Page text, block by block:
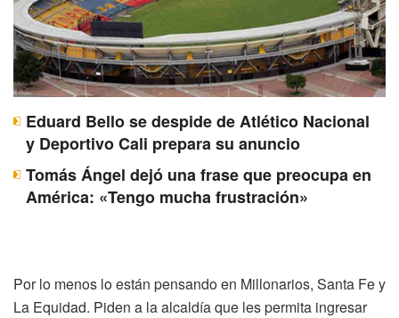
Eduard Bello se despide de Atlético Nacional
y Deportivo Cali prepara su anuncio
Tomás Ángel dejó una frase que preocupa en
América: «Tengo mucha frustración»
Por lo menos lo están pensando en Millonarios, Santa Fe y
La Equidad. Piden a la alcaldía que les permita ingresar